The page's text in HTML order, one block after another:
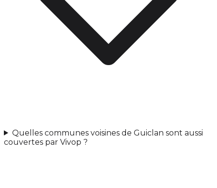
Quelles communes voisines de Guiclan sont aussi
couvertes par Vivop ?